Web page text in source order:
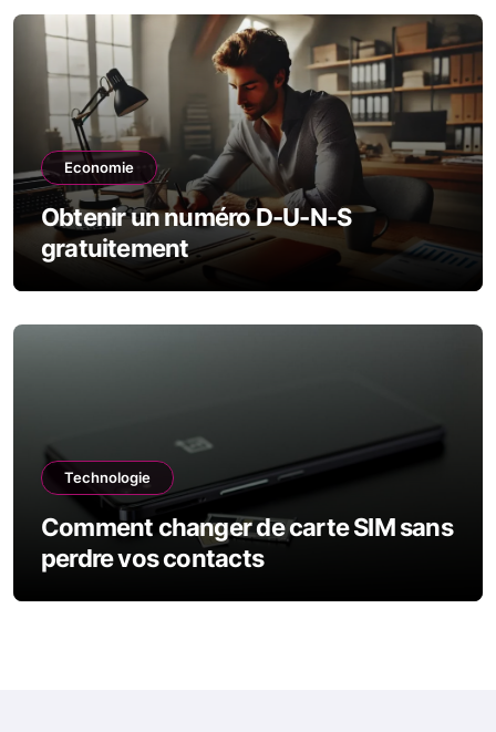
Economie
Obtenir un numéro D-U-N-S
gratuitement
Technologie
Comment changer de carte SIM sans
perdre vos contacts